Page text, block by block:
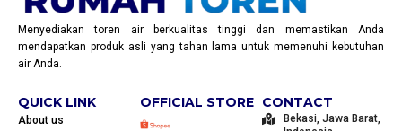
Menyediakan toren air berkualitas tinggi dan memastikan Anda
mendapatkan produk asli yang tahan lama untuk memenuhi kebutuhan
air Anda.
QUICK LINK
About us
OFFICIAL STORE CONTACT
Bekasi, Jawa Barat,